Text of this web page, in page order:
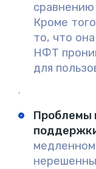
Кроме
то, что
НФТ
для
.
Проблемы